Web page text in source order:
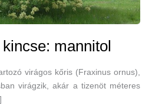
mannitol
virágos kőris (Fraxinus ornus),
virágzik, akár a tizenöt méteres